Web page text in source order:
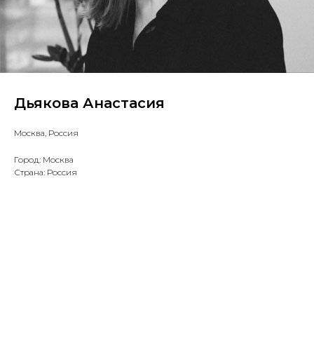
Дьякова Анастасия
Москва, Россия
Город: Москва
Страна: Россия